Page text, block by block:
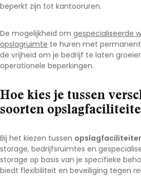
beperkt zijn tot kantooruren.
De mogelijkheid om gespecialiseerde
opslagruimte te huren met
de vrijheid om je bedrijf te laten
operationele beperkingen.
Hoe kies je tussen
soorten
Bij het kiezen tussen
storage, bedrijfsruimtes en
storage op basis van je specifieke
biedt flexibiliteit en beveiliging tegen